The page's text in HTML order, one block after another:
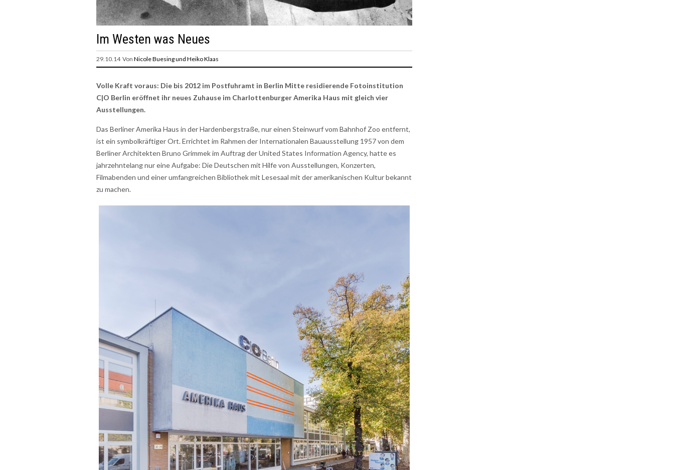
Im Westen was Neues
29.10.14 Von Nicole Buesing und Heiko Klaas
Volle Kraft voraus: Die bis 2012 im Postfuhramt in Berlin Mitte residierende Fotoinstitution
C|O Berlin eröffnet ihr neues Zuhause im Charlottenburger Amerika Haus mit gleich vier
Ausstellungen.
Das Berliner Amerika Haus in der Hardenbergstraße, nur einen Steinwurf vom Bahnhof Zoo entfernt,
ist ein symbolkräftiger Ort. Errichtet im Rahmen der Internationalen Bauausstellung 1957 von dem
Berliner Architekten Bruno Grimmek im Auftrag der United States Information Agency, hatte es
jahrzehntelang nur eine Aufgabe: Die Deutschen mit Hilfe von Ausstellungen, Konzerten,
Filmabenden und einer umfangreichen Bibliothek mit Lesesaal mit der amerikanischen Kultur bekannt
zu machen.